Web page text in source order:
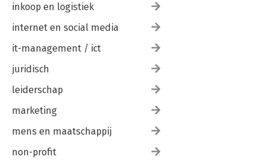
inkoop en logistiek
internet en social media
it-management / ict
juridisch
leiderschap
marketing
mens en maatschappij
non-profit